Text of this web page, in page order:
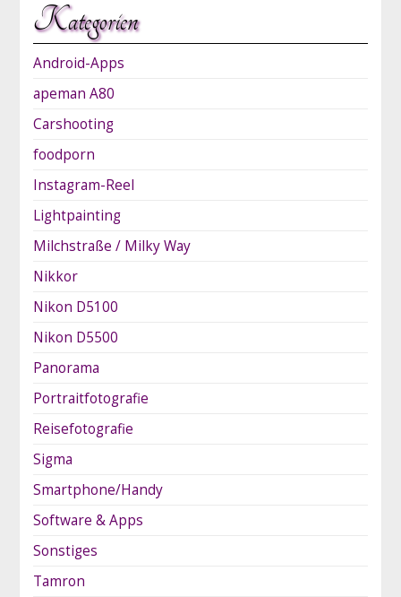
Kategorien
Android-Apps
apeman A80
Carshooting
foodporn
Instagram-Reel
Lightpainting
Milchstraße / Milky Way
Nikkor
Nikon D5100
Nikon D5500
Panorama
Portraitfotografie
Reisefotografie
Sigma
Smartphone/Handy
Software & Apps
Sonstiges
Tamron